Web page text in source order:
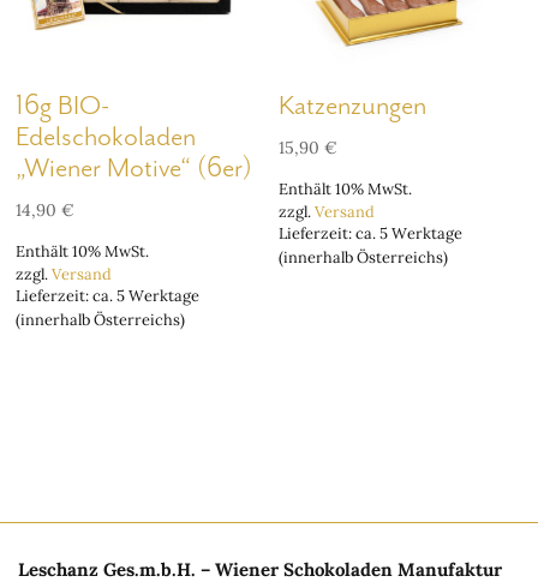
16g BIO-
Edelschokoladen
„Wiener Motive“ (6er)
14,90€
Enthält 10% MwSt.
zzgl.Versand
Lieferzeit: ca. 5 Werktage
(innerhalb Österreichs)
Katzenzungen
15,90€
Enthält 10% MwSt.
zzgl.Versand
Lieferzeit: ca. 5 Werktage
(innerhalb Österreichs)
Leschanz Ges.m.b.H. – Wiener Schokoladen Manufaktur